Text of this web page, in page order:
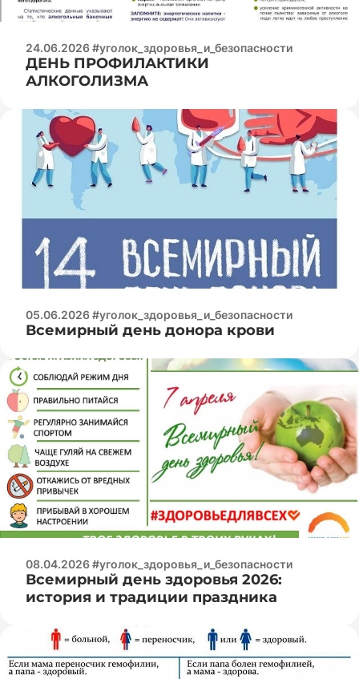
24.06.2026 #уголок_здоровья_и_безопасности
ДЕНЬ ПРОФИЛАКТИКИ
АЛКОГОЛИЗМА
05.06.2026 #уголок_здоровья_и_безопасности
Всемирный день донора крови
08.04.2026 #уголок_здоровья_и_безопасности
Всемирный день здоровья 2026:
история и традиции праздника